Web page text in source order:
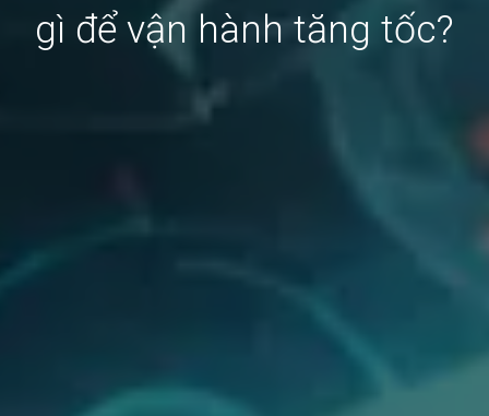
gì để vận hành tăng tốc?